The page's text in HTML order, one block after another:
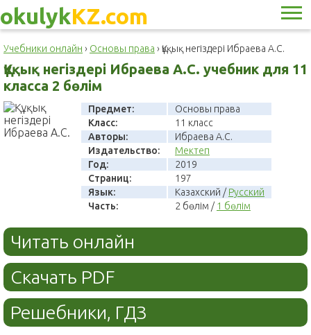
okulykKZ.com
Учебники онлайн › Основы права ›Құқық негіздері Ибраева А.С.
Құқық негіздері Ибраева А.С. учебник для 11
класса 2 бөлім
Предмет:
Основы права
Класс:
11 класс
Авторы:
Ибраева А.С.
Издательство:
Мектеп
Год:
2019
Страниц:
197
Язык:
Казахский / Русский
Часть:
2 бөлім / 1 бөлім
Читать онлайн
Скачать PDF
Решебники, ГДЗ